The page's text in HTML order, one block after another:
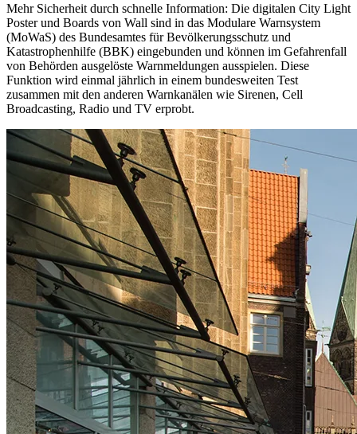
Mehr Sicherheit durch schnelle Information: Die digitalen City Light
Poster und Boards von Wall sind in das Modulare Warnsystem
(MoWaS) des Bundesamtes für Bevölkerungsschutz und
Katastrophenhilfe (BBK) eingebunden und können im Gefahrenfall
von Behörden ausgelöste Warnmeldungen ausspielen. Diese
Funktion wird einmal jährlich in einem bundesweiten Test
zusammen mit den anderen Warnkanälen wie Sirenen, Cell
Broadcasting, Radio und TV erprobt.